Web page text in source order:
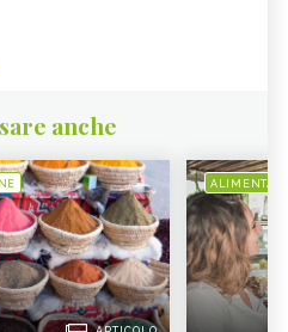
anche